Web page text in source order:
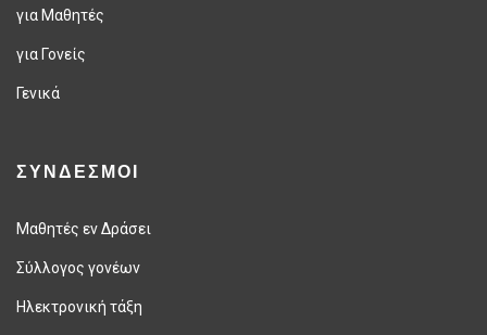
για Μαθητές
για Γονείς
Γενικά
ΣΥΝΔΕΣΜΟΙ
Μαθητές εν Δράσει
Σύλλογος γονέων
Ηλεκτρονική τάξη